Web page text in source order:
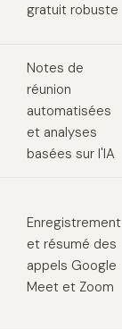
gratuit robuste
Notes de
réunion
automatisées
et analyses
basées sur l'IA
Enregistrement
et résumé des
appels Google
Meet et Zoom